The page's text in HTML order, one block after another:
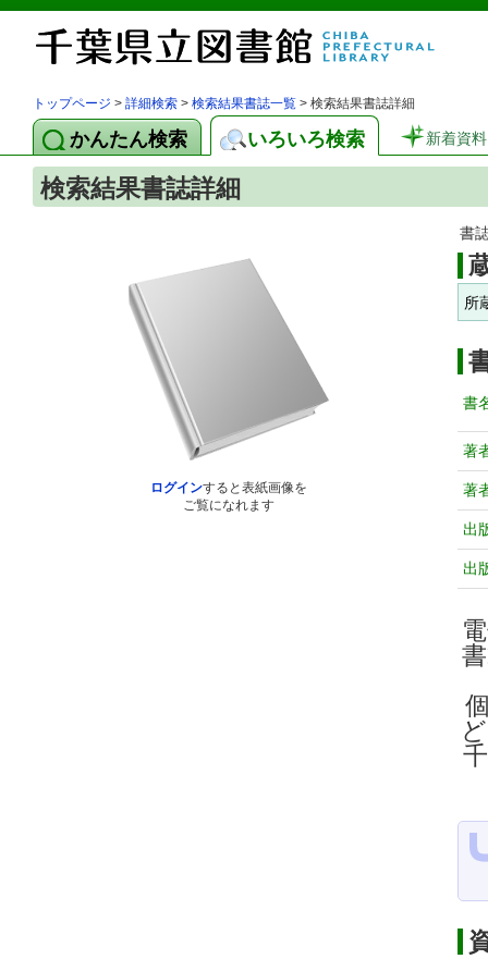
トップページ > 詳細検索 > 検索結果書誌一覧 > 検索結果書誌詳細
かんたん検索 いろいろ検索 新着資料
検索結果書誌詳細
ログインすると表紙画像を
ご覧になれます
書
所
書
著
著
出
出